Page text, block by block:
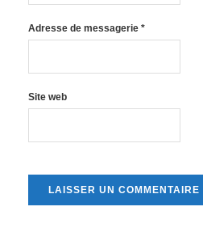
Adresse de messagerie *
Site web